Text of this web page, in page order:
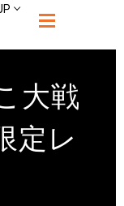
大戦
定レ